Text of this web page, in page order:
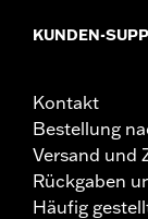
KUNDEN-
Kontakt
Bestellung
Versand und
Rückgaben
Häufig